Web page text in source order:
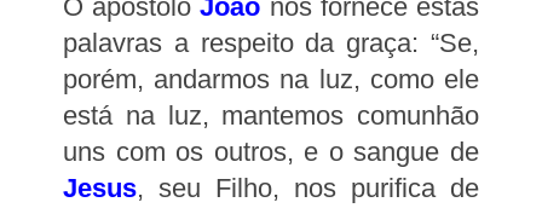
O apóstoloJoão nos fornece estas
palavras a respeito da graça: “Se,
porém, andarmos na luz, como ele
está na luz, mantemos comunhão
uns com os outros, e o sangue de
Jesus, seu Filho, nos purifica de